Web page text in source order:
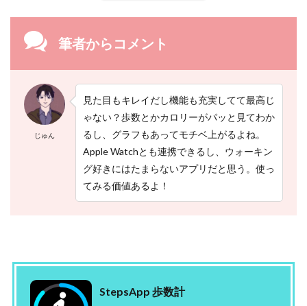
筆者からコメント
じゅん
見た目もキレイだし機能も充実してて最高じ
ゃない？歩数とかカロリーがパッと見てわか
るし、グラフもあってモチベ上がるよね。
Apple Watchとも連携できるし、ウォーキン
グ好きにはたまらないアプリだと思う。使っ
てみる価値あるよ！
StepsApp 歩数計